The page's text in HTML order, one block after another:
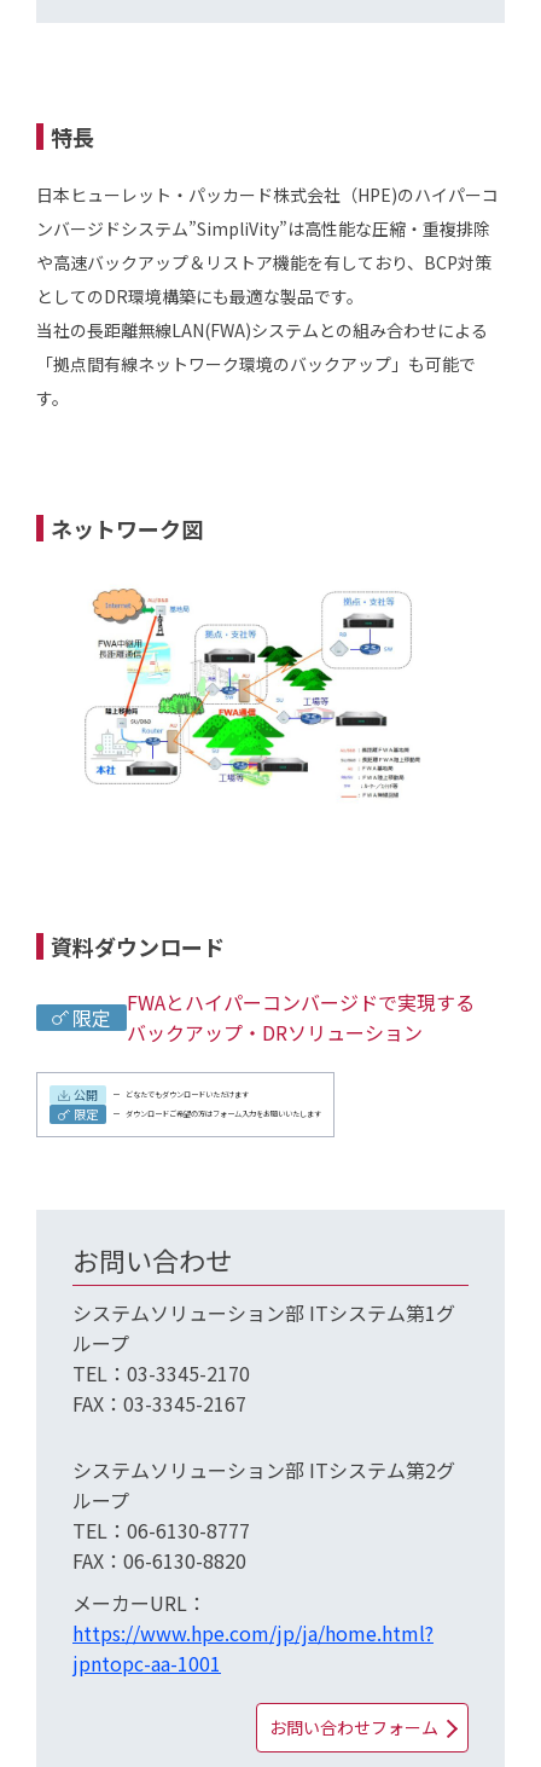
特長
日本ヒューレット・パッカード株式会社（HPE)のハイパーコ
ンバージドシステム”SimpliVity”は高性能な圧縮・重複排除
や高速バックアップ＆リストア機能を有しており、BCP対策
としてのDR環境構築にも最適な製品です。
当社の長距離無線LAN(FWA)システムとの組み合わせによる
「拠点間有線ネットワーク環境のバックアップ」も可能で
す。
ネットワーク図
資料ダウンロード
限定
FWAとハイパーコンバージドで実現する
バックアップ・DRソリューション
公開 どなたでもダウンロードいただけます
限定 ダウンロードご希望の方はフォーム入力をお願いいたします
お問い合わせ
システムソリューション部 ITシステム第1グ
ループ
TEL：03-3345-2170
FAX：03-3345-2167
システムソリューション部 ITシステム第2グ
ループ
TEL：06-6130-8777
FAX：06-6130-8820
メーカーURL：
https://www.hpe.com/jp/ja/home.html?
jpntopc-aa-1001
お問い合わせフォーム